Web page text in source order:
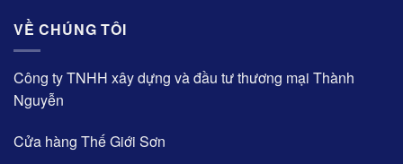
VỀ CHÚNG TÔI
Công ty TNHH xây dựng và đầu tư thương mại Thành
Nguyễn
Cửa hàng Thế Giới Sơn